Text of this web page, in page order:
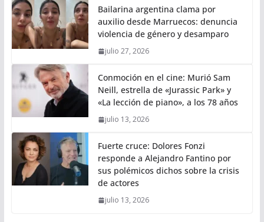
Bailarina argentina clama por
auxilio desde Marruecos: denuncia
violencia de género y desamparo
julio 27, 2026
Conmoción en el cine: Murió Sam
Neill, estrella de «Jurassic Park» y
«La lección de piano», a los 78 años
julio 13, 2026
Fuerte cruce: Dolores Fonzi
responde a Alejandro Fantino por
sus polémicos dichos sobre la crisis
de actores
julio 13, 2026